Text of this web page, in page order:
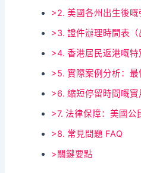
>2. 美國各州出生後
>3. 證件辦理時間表（
>4. 香港居民返港嘅特
>5. 實際案例分析：最
>6. 縮短停留時間嘅實
>7. 法律保障：美國公
>8. 常見問題 FAQ
>關鍵要點